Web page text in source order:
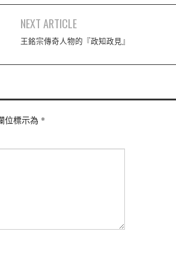
NEXT ARTICLE
王銘宗傳奇人物的『政知政見』
位標示為 *